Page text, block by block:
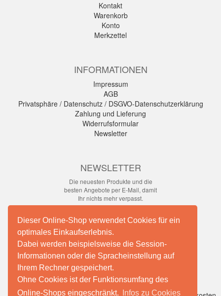
Dieser Online-Shop verwendet Cookies für ein
optimales Einkaufserlebnis.
Dabei werden beispielsweise die Session-
Informationen oder die Spracheinstellung auf
Ihrem Rechner gespeichert.
Ohne Cookies ist der Funktionsumfang des
Online-Shops eingeschränkt.
Infos zu Cookies
Kontakt
Warenkorb
Konto
Merkzettel
INFORMATIONEN
Impressum
AGB
Privatsphäre / Datenschutz / DSGVO-Datenschutzerklärung
Zahlung und Lieferung
Widerrufsformular
Newsletter
NEWSLETTER
Die neuesten Produkte und die
besten Angebote per E-Mail, damit
Ihr nichts mehr verpasst.
Abonnieren
Facebook